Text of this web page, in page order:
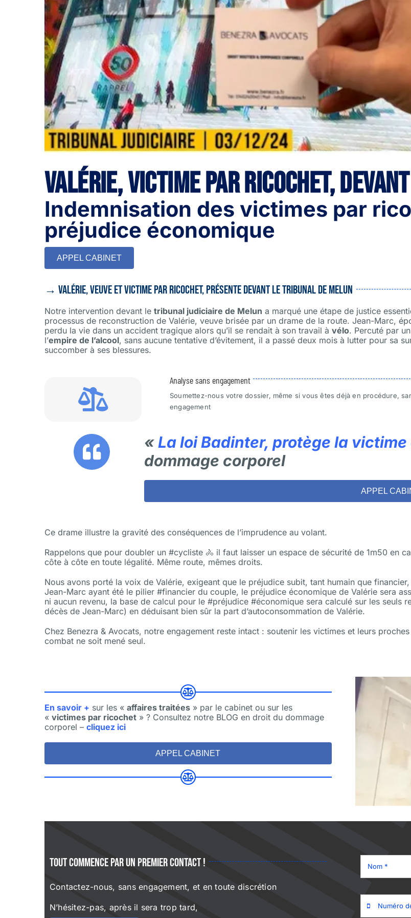
Valérie, victime par ricochet,
Indemnisation des victimes par
préjudice économique
APPEL CABINET
→ Valérie, veuve et victime par ricochet, présente devant le tribunal de Melun
Notre intervention devant le tribunal judiciaire de Melun a marqué une étape de justice
processus de reconstruction de Valérie, veuve brisée par un drame de la route. Jean-Marc,
perdu la vie dans un accident tragique alors qu’il se rendait à son travail à vélo. Percuté par
l’empire de l’alcool, sans aucune tentative d’évitement, il a passé deux mois à lutter pour sa
succomber à ses blessures.
Analyse sans engagement
Soumettez-nous votre dossier, même si vous êtes déjà en procédure,
engagement
«La loi Badinter, protège la
dommage corporel
APPEL
Ce drame illustre la gravité des conséquences de l’imprudence au volant.
Rappelons que pour doubler un #cycliste 🚴 il faut laisser un espace de sécurité de 1m50 en
côte à côte en toute légalité. Même route, mêmes droits.
Nous avons porté la voix de Valérie, exigeant que le préjudice subit, tant humain que
Jean-Marc ayant été le pilier #financier du couple, le préjudice économique de Valérie sera
ni aucun revenu, la base de calcul pour le #préjudice #économique sera calculé sur les seuls
décès de Jean-Marc) en déduisant bien sûr la part d’autoconsommation de Valérie.
Chez Benezra & Avocats, notre engagement reste intact : soutenir les victimes et leurs
combat ne soit mené seul.
En savoir + sur les « affaires traitées » par le cabinet ou sur les
« victimes par ricochet » ? Consultez notre BLOG en droit du dommage
corporel – cliquez ici
APPEL CABINET
Tout commence par un premier contact !
Contactez-nous, sans engagement, et en toute discrétion
N’hésitez-pas, après il sera trop tard,